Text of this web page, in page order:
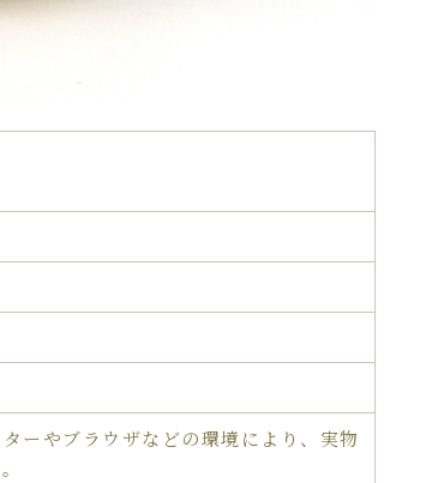
ーやブラウザなどの環境により、実物